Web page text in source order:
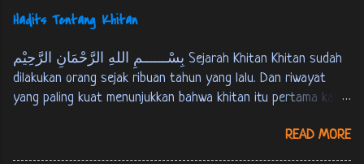
مَوْقُوْتًا. النساء: 103 M aka dirikanlah shalat, sesungguhnya
shalat itu adalah kewajiban yang telah ditentukan waktunya
atas orang-orang yang beriman. [QS. An-Nisaa' : 103] عَنْ عَبْدِ
اللهِ بْنِ عُمَرَ قَالَ: قَالَ رَسُوْلُ اللهِ ص: بُنِيَ اْلاِسْلاَمُ عَلَى
خَمْسٍ: شَهَادَةِ اَنْ لاَ اِلهَ اِلاَّ اللهُ وَ اَنَّ مُحَمَّدًا رَسُوْلُ اللهِ، وَ
اِقَامِ الصَّلاَةِ، وَ اِيْتَاءِ الزَّكَاةِ، وَ حَجّ اْلبَيْتِ وَ صَوْمِ رَمَضَانَ.
Hadits Tentang Khitan
بِسْــــــمِ اللهِ الرَّحْمَانِ الرَّحِيْم Sejarah Khitan Khitan sudah
dilakukan orang sejak ribuan tahun yang lalu. Dan riwayat
yang paling kuat menunjukkan bahwa khitan itu pertama kali
عَنْ اَبِي هُرَيْرَةَ اَنَّ رَسُوْلَ اللهِ ص قَالَ: اخْتَتَنَ اِبْرَاهِيْمُ عَلَيْهِ
السَّلاَمُ بَعْدَ ثَمَانِيْنَ سَنَةً وَاخْتَتَنَ بِالْقَدُوْمِ. البخارى 7: 143 Dari
READ MORE